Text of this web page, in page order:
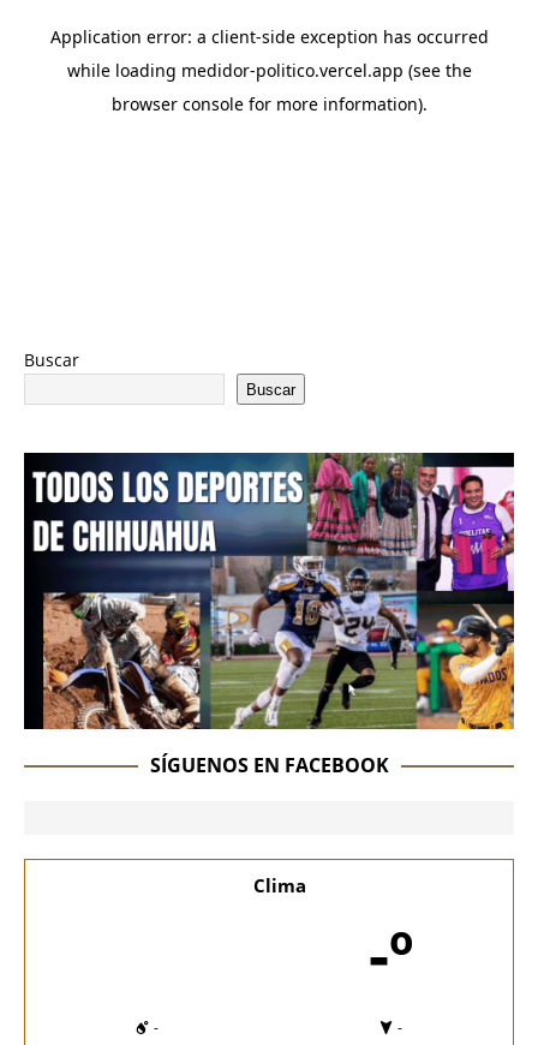
Buscar
Buscar
SÍGUENOS EN FACEBOOK
Clima
-º
- -